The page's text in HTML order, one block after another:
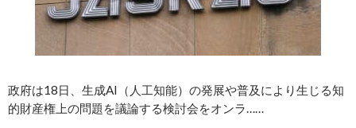
政府は18日、生成AI（人工知能）の発展や普及により生じる知
的財産権上の問題を議論する検討会をオンラ……